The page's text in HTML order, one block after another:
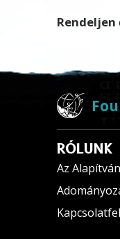
Rendeljen
RÓLUNK
Az